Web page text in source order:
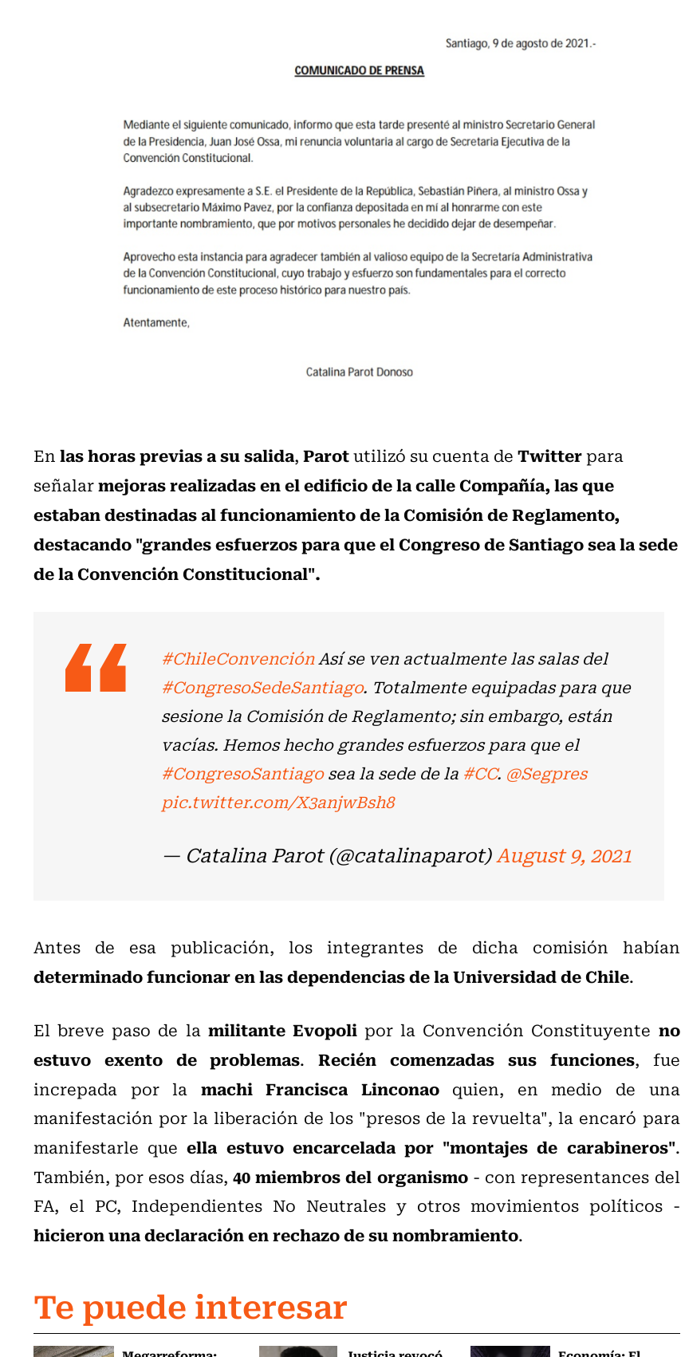
Enlas horas previas a su salida,Parotutilizó su cuenta deTwitterpara
señalarmejoras realizadas en el edificio de la calle Compañía, las que
estaban destinadas alfuncionamiento de la Comisión de Reglamento,
destacando "grandes esfuerzos para que el Congreso de Santiago sea la sede
de la Convención Constitucional".
#ChileConvenciónAsí se ven actualmente las salas del
#CongresoSedeSantiago. Totalmente equipadas para que
sesione la Comisión de Reglamento; sin embargo, están
vacías. Hemos hecho grandes esfuerzos para que el
#CongresoSantiagosea la sede de la #CC. ⁦ @Segpres⁩ ⁦
pic.twitter.com/X3anjwBsh8
— Catalina Parot (@catalinaparot)August 9, 2021
Antes de esa publicación, los integrantes de dicha comisión habían
determinado funcionar en las dependencias de la Universidad de Chile.
El breve paso de la militante Evopolipor la Convención Constituyente no
estuvo exento de problemas.Recién comenzadas sus funciones, fue
increpada por la machi Francisca Linconaoquien, en medio de una
manifestación por la liberación de los "presos de la revuelta", la encaró para
manifestarle queella estuvo encarcelada por "montajes de carabineros".
También, por esos días, 40 miembros del organismo- con representances del
FA, el PC, Independientes No Neutrales y otros movimientos políticos -
hicieron una declaración en rechazo de su nombramiento.
Te puede interesar